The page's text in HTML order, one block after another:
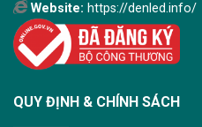
Website: https://denled.info/
QUY ĐỊNH & CHÍNH SÁCH